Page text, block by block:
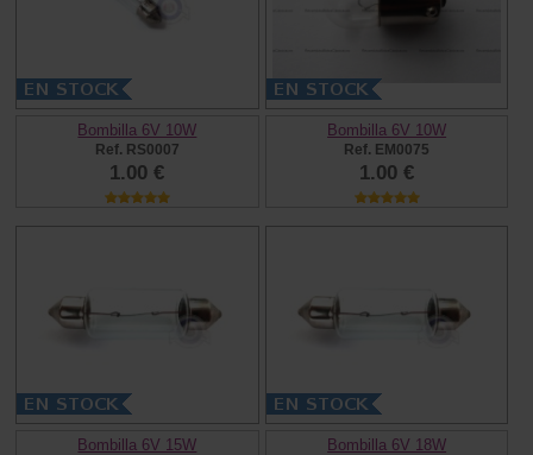
Bombilla 6V 10W
Ref. RS0007
1.00 €
Bombilla 6V 10W
Ref. EM0075
1.00 €
Bombilla 6V 15W Bombilla 6V 18W